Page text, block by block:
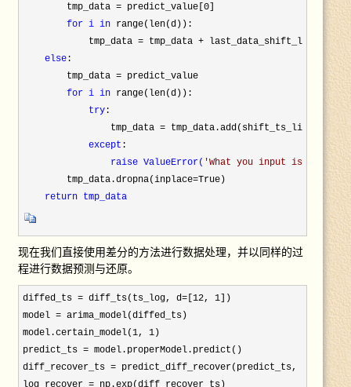
        tmp_data =
predict_value[0]
for i in range(len(d)):
            tmp_data = tmp_data + last_data_shift_list[-i-1
else :
        tmp_data =
predict_value
for i in range(len(d)):
try :
                tmp_data = tmp_data.add(shift_ts_list[-i-1
except :
raise ValueError( 'What you input is not
        tmp_data.dropna(inplace=
True)
return tmp_data
现在我们直接使用差分的方法进行数据处理，并以同样的过
程进行数据预测与还原。
diffed_ts = diff_ts(ts_log, d=[12, 1])
model = arima_model(diffed_ts)
model.certain_model(1, 1)
predict_ts = model.properModel.predict()
diff_recover_ts = predict_diff_recover(predict_ts, d=[12, 1
log_recover = np.exp(diff_recover_ts)